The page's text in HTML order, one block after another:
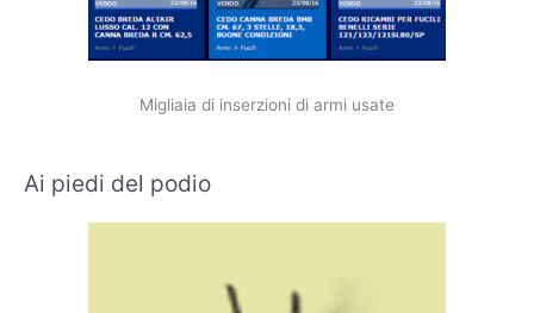
Migliaia di inserzioni di armi usate
Ai piedi del podio